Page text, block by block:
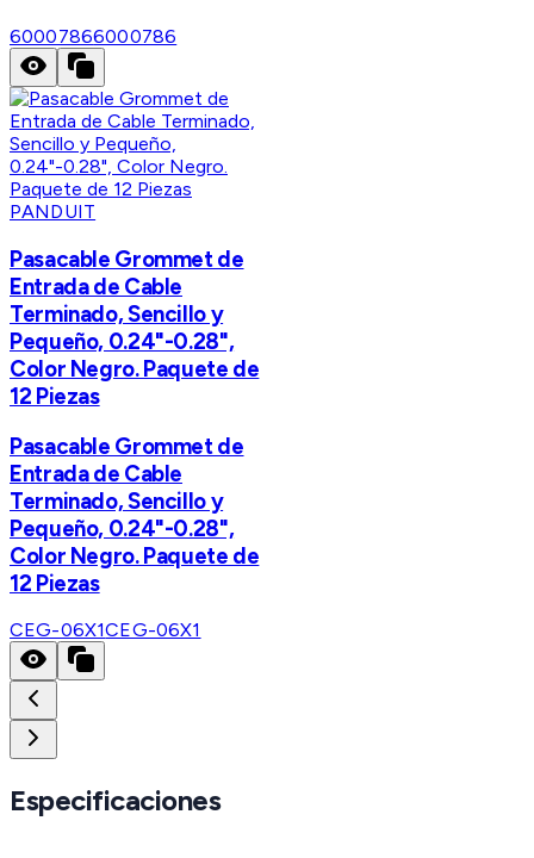
60007866000786
PANDUIT
Pasacable Grommet de
Entrada de Cable
Terminado, Sencillo y
Pequeño, 0.24"-0.28",
Color Negro. Paquete de
12 Piezas
Pasacable Grommet de
Entrada de Cable
Terminado, Sencillo y
Pequeño, 0.24"-0.28",
Color Negro. Paquete de
12 Piezas
CEG-06X1CEG-06X1
Especificaciones